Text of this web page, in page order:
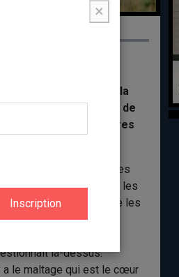
les propriétaires de la
Déjà, le projet de
avec des partenaires
route. Quelques ficelles
devrait être faite avant les
Laflamme. Bien que les
qui leur aurait permis
là-dessus.
a le maltage qui est le cœur
×